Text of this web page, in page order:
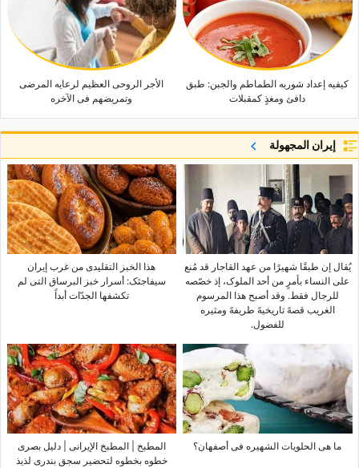
کیفیه إعداد شوربه الطماطم والجبن: طبق
دافئ ومغذٍ کمقبلات
الأجر الروحی العظیم لرعایه المرضى
وتمریضهم فی الآخره
إيران المجهولة
یُقال إن طبقًا شهیرًا من عهد القاجار قد مُنع
على النساء بأمرٍ من أحد الملوک، إذ خصّصه
للرجال فقط. وقد أصبح هذا المرسوم
الغریب قصهً تاریخیهً طریفهً ومثیره
للفضول.
هذا الخبز التقلیدی من غرب إیران
سیفاجئک: أسرار خبز البرساق التی لم
تکشفها الجدّات أبداً
ما هی الحلویات الشهیره فی أصفهان؟
المطبخ | المطبخ الإیرانی | دلیل بصری
خطوه بخطوه لتحضیر سجق بندری لذیذ